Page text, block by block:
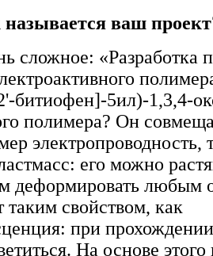
ваш
сложное: «Разработка
битиофен]-5ил)-1,3,4-
полимера? Он
электропроводность,
его можно
деформировать любым
таким свойством, как
при прохождении
На основе